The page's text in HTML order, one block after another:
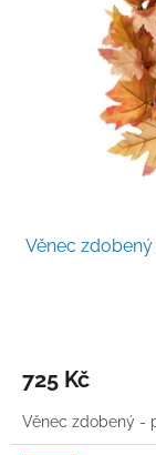
Věnec
725 Kč
Věnec zdobený -